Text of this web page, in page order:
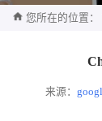
您所在的位置：
来源：